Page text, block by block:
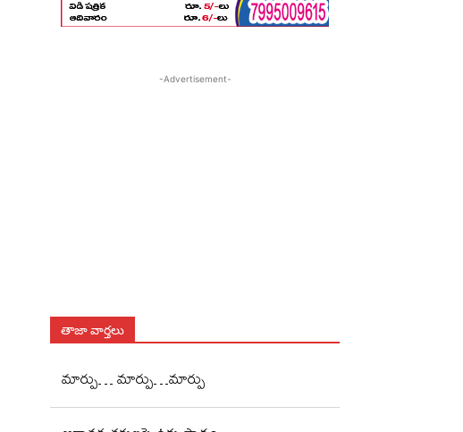
-Advertisement-
తాజా వార్తలు
మార్పు… మార్పు…మార్పు